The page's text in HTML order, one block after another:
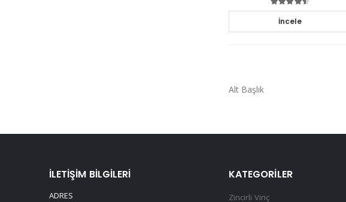
İncele
Alt Başlık
İLETIŞIM BILGILERI
ADRES
KATEGORILER
Zincirli Vinç